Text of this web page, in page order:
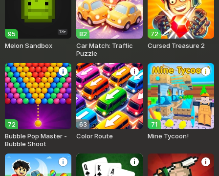
95 18+
Melon Sandbox
82
Car Match: Traffic
Puzzle
72
Cursed Treasure 2
72
Bubble Pop Master -
Bubble Shoot
63
Color Route
71
Mine Tycoon!